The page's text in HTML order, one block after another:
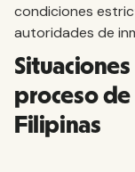
condiciones
autoridades de
proceso
Filipinas